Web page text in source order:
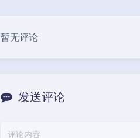
暂无评论
发送评论